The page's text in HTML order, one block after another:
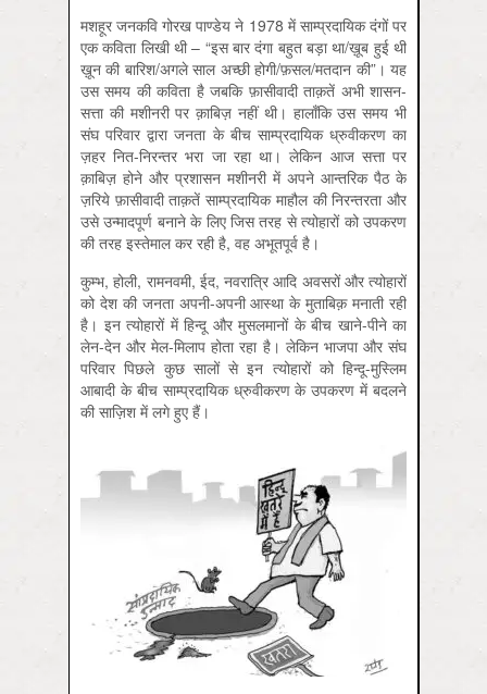
मशहूर जनकवि गोरख पाण्डेय ने 1978 में साम्प्रदायिक दंगों पर
एक कविता लिखी थी – “इस बार दंगा बहुत बड़ा था/ख़ूब हुई थी
ख़ून की बारिश/अगले साल अच्छी होगी/फ़सल/मतदान की”। यह
उस समय की कविता है जबकि फ़ासीवादी ताक़तें अभी शासन-
सत्ता की मशीनरी पर क़ाबिज़ नहीं थी। हालाँकि उस समय भी
संघ परिवार द्वारा जनता के बीच साम्प्रदायिक ध्रुवीकरण का
ज़हर नित-निरन्तर भरा जा रहा था। लेकिन आज सत्ता पर
क़ाबिज़ होने और प्रशासन मशीनरी में अपने आन्तरिक पैठ के
ज़रिये फ़ासीवादी ताक़तें साम्प्रदायिक माहौल की निरन्तरता और
उसे उन्मादपूर्ण बनाने के लिए जिस तरह से त्योहारों को उपकरण
की तरह इस्तेमाल कर रही है, वह अभूतपूर्व है।
कुम्भ, होली, रामनवमी, ईद, नवरात्रि आदि अवसरों और त्योहारों
को देश की जनता अपनी-अपनी आस्था के मुताबिक़ मनाती रही
है। इन त्योहारों में हिन्दू और मुसलमानों के बीच खाने-पीने का
लेन-देन और मेल-मिलाप होता रहा है। लेकिन भाजपा और संघ
परिवार पिछले कुछ सालों से इन त्योहारों को हिन्दू-मुस्लिम
आबादी के बीच साम्प्रदायिक ध्रुवीकरण के उपकरण में बदलने
की साज़िश में लगे हुए हैं।